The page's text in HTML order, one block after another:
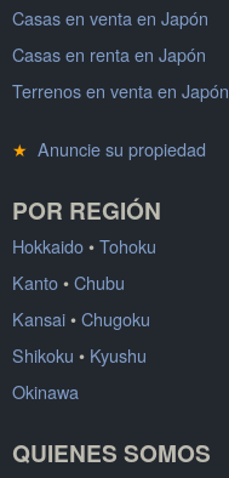
Casas en venta en Japón
Casas en renta en Japón
Terrenos en venta en Japón
★ Anuncie su propiedad
POR REGIÓN
Hokkaido•Tohoku
Kanto•Chubu
Kansai•Chugoku
Shikoku • Kyushu
Okinawa
QUIENES SOMOS